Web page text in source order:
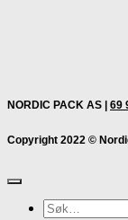
NORDIC PACK AS | 69
Copyright 2022 ©
Søk